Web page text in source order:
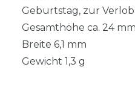
Geburtstag, zur
Gesamthöhe ca. 24 mm
Breite 6,1 mm
Gewicht 1,3 g